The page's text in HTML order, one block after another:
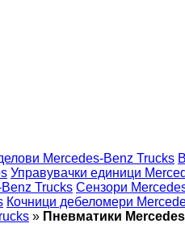
Mercedes-Benz Trucks
Управувачки единици
Trucks Сензори
Кочници дебеломери
» Пневматики